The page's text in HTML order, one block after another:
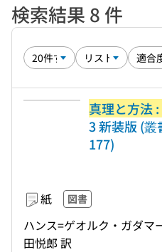
検索結果 8 件
真理と方法
3 新装版 (
177)
紙 図書
ハンス=ゲオルク・ガダマ
田悦郎 訳